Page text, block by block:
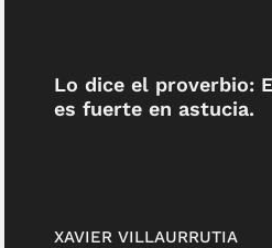
Lo dice el proverbio:
es fuerte en astucia.
XAVIER VILLAURRUTIA